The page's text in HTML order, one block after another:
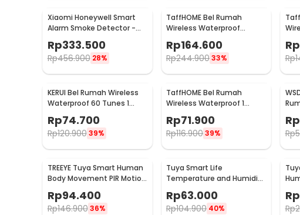
Xiaomi Honeywell Smart
Alarm Smoke Detector -
JTYJ-GD-03MI/BB
Rp333.500
Rp456.900 28%
TaffHOME Bel Rumah
Wireless Waterproof
Doorbells 59 Nada 2 PCS
Receiver - A101/A101-2
Rp164.600
Rp244.90033%
Rp
Rp
KERUI Bel Rumah Wireless
Waterproof 60 Tunes 1
Rp74.700
Rp120.900 39%
TaffHOME Bel Rumah
Wireless Waterproof 1
Rp71.900
Rp116.90039%
Rp
Rp
TREEYE Tuya Smart Human
Body Movement PIR Motion
Rp94.400
Rp146.900 36%
Tuya Smart Life
Temperature and Humidity
Sensor Real Time WiFi - TY-
03
Rp63.000
Rp104.900 40%
Rp
Rp